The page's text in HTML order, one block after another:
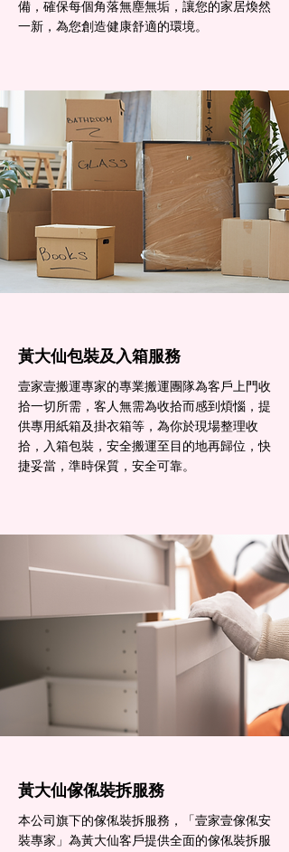
備，確保每個角落無塵無垢，讓您的家居煥然
一新，為您創造健康舒適的環境。
黃大仙包裝及入箱服務
壹家壹搬運專家的專業搬運團隊為客戶上門收
拾一切所需，客人無需為收拾而感到煩惱，提
供專用紙箱及掛衣箱等，為你於現場整理收
拾，入箱包裝，安全搬運至目的地再歸位，快
捷妥當，準時保質，安全可靠。
黃大仙傢俬裝拆服務
本公司旗下的傢俬裝拆服務，「壹家壹傢俬安
裝專家」為黃大仙客戶提供全面的傢俬裝拆服